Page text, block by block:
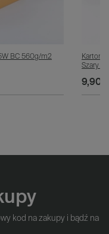
BC 560g/m2
Karton
Szary
9,90
kod na zakupy i bądź na